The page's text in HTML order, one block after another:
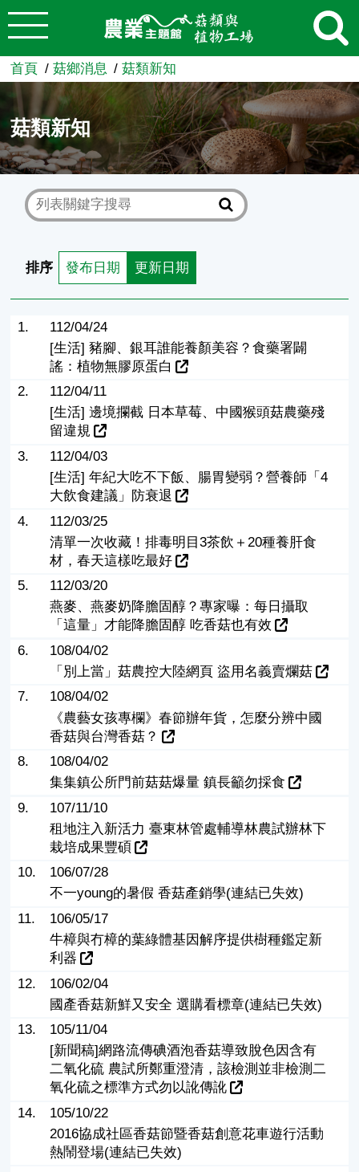
跳到主要內容
農業知識入口網
首頁 菇鄉消息 菇類新知
菇類新知
排序 發布日期 更新日期
1.
112/04/24
[生活] 豬腳、銀耳誰能養顏美容？食藥署闢
謠：植物無膠原蛋白
2.
112/04/11
[生活] 邊境攔截 日本草莓、中國猴頭菇農藥殘
留違規
3.
112/04/03
[生活] 年紀大吃不下飯、腸胃變弱？營養師「4
大飲食建議」防衰退
4.
112/03/25
清單一次收藏！排毒明目3茶飲＋20種養肝食
材，春天這樣吃最好
5.
112/03/20
燕麥、燕麥奶降膽固醇？專家曝：每日攝取
「這量」才能降膽固醇 吃香菇也有效
6.
108/04/02
「別上當」菇農控大陸網頁 盜用名義賣爛菇
7.
108/04/02
《農藝女孩專欄》春節辦年貨，怎麼分辨中國
香菇與台灣香菇？
8.
108/04/02
集集鎮公所門前菇菇爆量 鎮長籲勿採食
9.
107/11/10
租地注入新活力 臺東林管處輔導林農試辦林下
栽培成果豐碩
10.
106/07/28
不一young的暑假 香菇產銷學(連結已失效)
11.
106/05/17
牛樟與冇樟的葉綠體基因解序提供樹種鑑定新
利器
12.
106/02/04
國產香菇新鮮又安全 選購看標章(連結已失效)
13.
105/11/04
[新聞稿]網路流傳碘酒泡香菇導致脫色因含有
二氧化硫 農試所鄭重澄清，該檢測並非檢測二
氧化硫之標準方式勿以訛傳訛
14.
105/10/22
2016協成社區香菇節暨香菇創意花車遊行活動
熱鬧登場(連結已失效)